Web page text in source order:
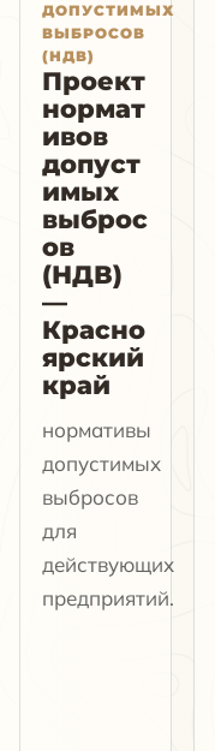
ДОПУСТИМЫХ
ВЫБРОСОВ
(НДВ)
Проект
нормат
ивов
допуст
имых
выброс
ов
(НДВ)
—
Красно
ярский
край
нормативы
допустимых
выбросов
для
действующих
предприятий.